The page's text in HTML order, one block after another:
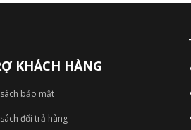
KHÁCH HÀNG
bảo mật
đổi trả hàng